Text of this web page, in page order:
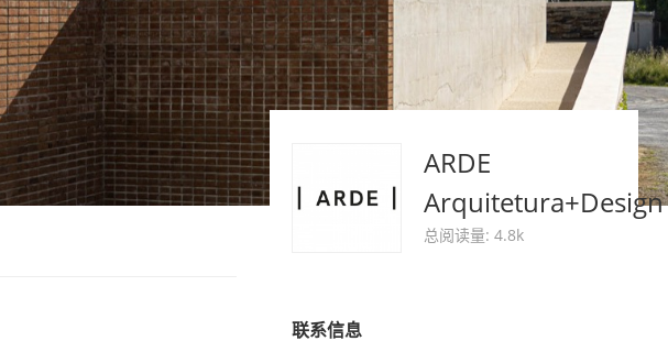
ARDE
Arquitetura+Design
总阅读量: 4.8k
联系信息